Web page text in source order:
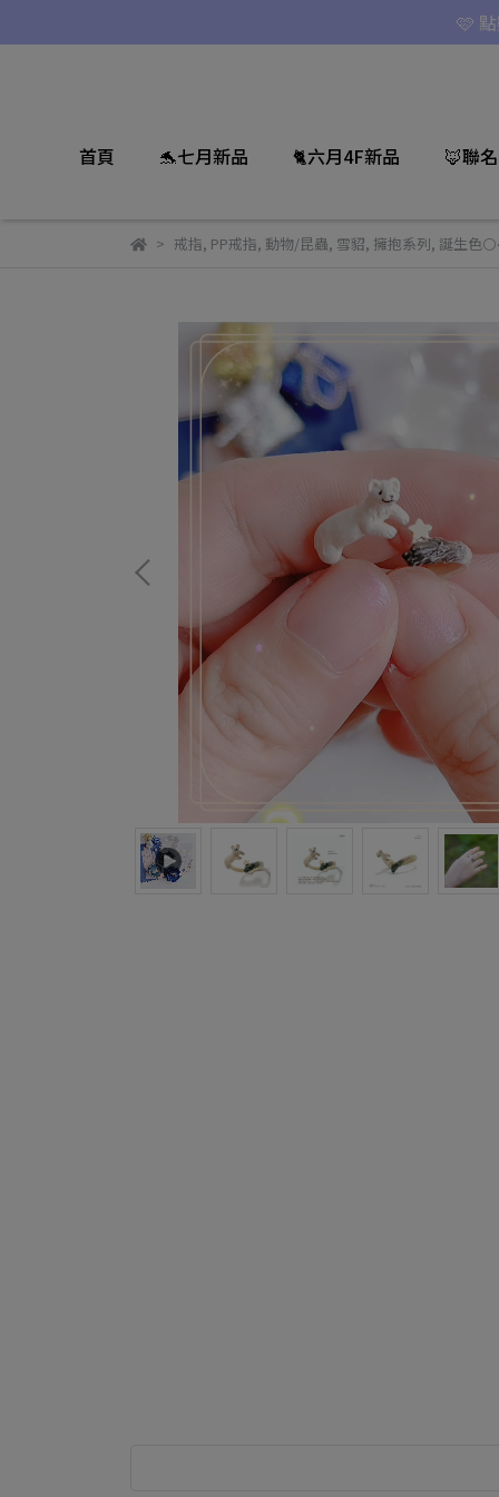
🩷
首頁 🐬七月新品 🐈六月4F新品 🦊聯
戒指, PP戒指, 動物/昆蟲, 雪貂, 擁抱系列, 誕生色